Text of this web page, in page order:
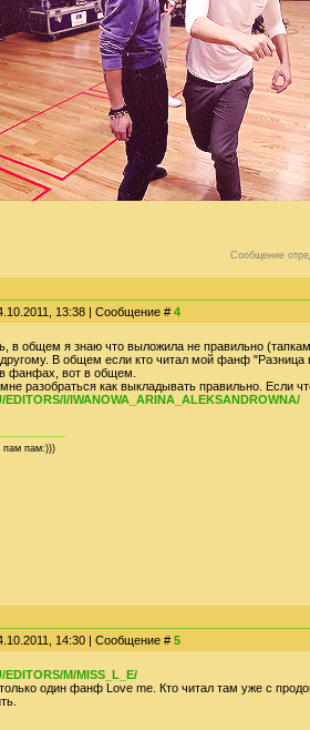
Сообщение
13:38 | Сообщение # 4
в общем я знаю что выложила не правильно
В общем если кто читал мой фанф "Разница
фанфах, вот в общем.
разобраться как выкладывать правильно. Если
I/IWANOWA_ARINA_ALEKSANDROWNA/
пам пам:)))
14:30 | Сообщение # 5
M/MISS_L_E/
один фанф Love me. Кто читал там уже с